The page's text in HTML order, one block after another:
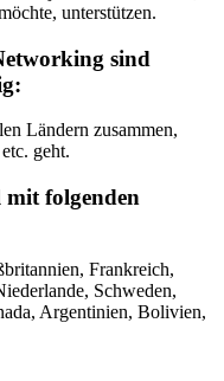
unterstützen.
sind
Ländern zusammen,
geht.
folgenden
Frankreich,
Schweden,
Argentinien, Bolivien,